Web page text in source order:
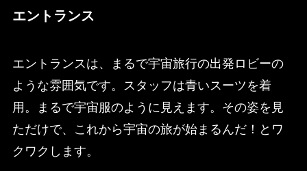
エントランス
エントランスは、まるで宇宙旅行の出発ロビーの
ような雰囲気です。スタッフは青いスーツを着
用。まるで宇宙服のように見えます。その姿を見
ただけで、これから宇宙の旅が始まるんだ！とワ
クワクします。